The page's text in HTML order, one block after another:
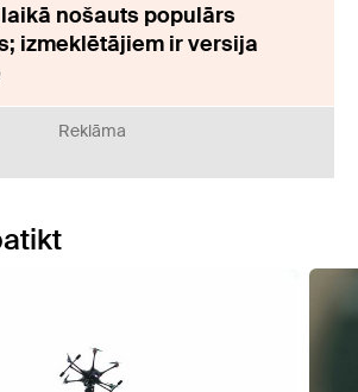
nošauts populārs
izmeklētājiem ir versija
Reklāma